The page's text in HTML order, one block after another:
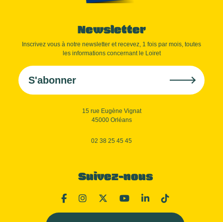
Newsletter
Inscrivez vous à notre newsletter et recevez, 1 fois par mois, toutes
les informations concernant le Loiret
S'abonner
15 rue Eugène Vignat
45000 Orléans
02 38 25 45 45
Suivez-nous